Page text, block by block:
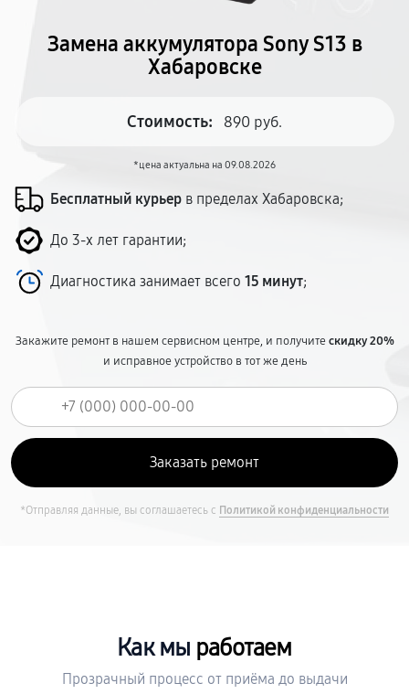
Замена аккумулятора Sony S13 в
Хабаровске
Стоимость: 890 руб.
*цена актуальна на 09.08.2026
Бесплатный курьер в пределах Хабаровска;
До 3-х лет гарантии;
Диагностика занимает всего 15 минут;
Закажите ремонт в нашем сервисном центре, и получитескидку 20%
и исправное устройство в тот же день
*Отправляя данные, вы соглашаетесь с Политикой конфиденциальности
Как мы работаем
Прозрачный процесс от приёма до выдачи